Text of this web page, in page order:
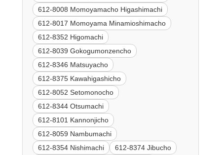
612-8008 Momoyamacho Higashimachi
612-8017 Momoyama Minamioshimacho
612-8352 Higomachi
612-8039 Gokogumonzencho
612-8346 Matsuyacho
612-8375 Kawahigashicho
612-8052 Setomonocho
612-8344 Otsumachi
612-8101 Kannonjicho
612-8059 Nambumachi
612-8354 Nishimachi
612-8374 Jibucho